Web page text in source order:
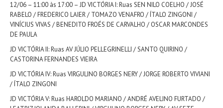
12/06 – 11:00 às 17:00 – JD VICTÓRIA I: Ruas SEN NILO COELHO / JOSÉ
RABELO / FREDERICO LAIER / TOMAZO VENAFRO / ÍTALO ZINGONI /
VINÍCIUS VIVAS / BENEDITO FROÉS DE CARVALHO / OSCAR MARCONDES
DE PAULA
JD VICTÓRIA II: Ruas AV JÚLIO PELLEGRINELLI / SANTO QUIRINO /
CASTORINA FERNANDES VIEIRA
JD VICTÓRIA IV: Ruas VIRGULINO BORGES NERY / JORGE ROBERTO VIVIANI
/ ÍTALO ZINGONI
JD VICTÓRIA V: Ruas HAROLDO MARIANO / ANDRÉ AVELINO FURTADO /